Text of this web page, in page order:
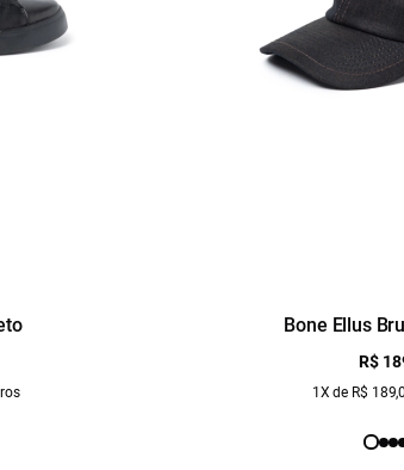
Bone Ellus
R$
1X de R$